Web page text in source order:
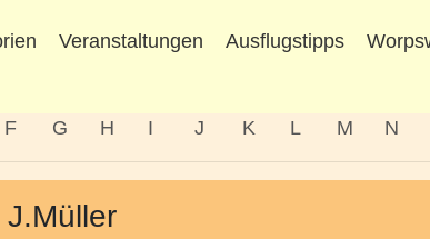
Veranstaltungen Ausflugstipps
F G H I J K L M N
J.Müller